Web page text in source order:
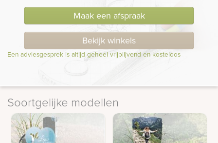
Maak een afspraak
Bekijk winkels
Een adviesgesprek is altijd geheel vrijblijvend en kosteloos
Soortgelijke modellen